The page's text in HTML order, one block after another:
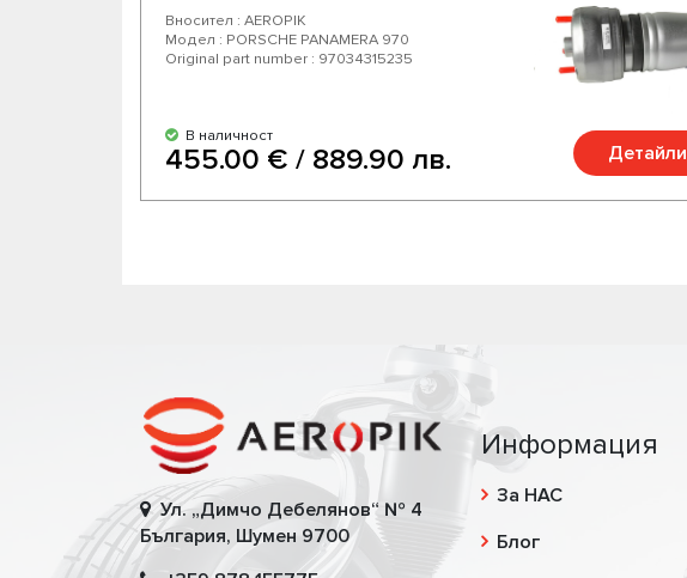
Вносител : AEROPIK
Модел : PORSCHE PANAMERA 970
Original part number : 97034315235
В наличност
455.00 € / 889.90 лв. Детайли
Ул. „Димчо Дебелянов“ № 4
България, Шумен 9700
Информация
За НАС
Блог